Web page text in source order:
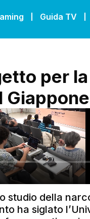
Guida TV
per
studio della
ha siglato